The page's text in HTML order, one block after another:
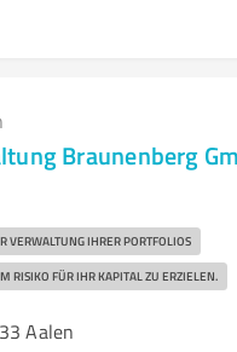
Braunenberg
VERWALTUNG IHRER PORTFOLIOS
FÜR IHR KAPITAL ZU ERZIELEN.
Aalen